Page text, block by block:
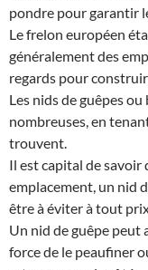
pondre pour garantir
Le frelon européen
généralement des
regards pour
Les nids de guêpes
nombreuses, en
trouvent.
Il est capital de savoir
emplacement, un nid
être à éviter à tout
Un nid de guêpe peut
force de le peaufiner